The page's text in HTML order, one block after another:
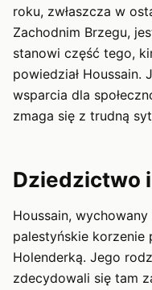
roku, zwłaszcza w
Zachodnim Brzegu,
stanowi część tego,
powiedział Houssain.
wsparcia dla
zmaga się z trudną
Dziedzictwo
Houssain,
palestyńskie korzenie
Holenderką. Jego
zdecydowali się tam